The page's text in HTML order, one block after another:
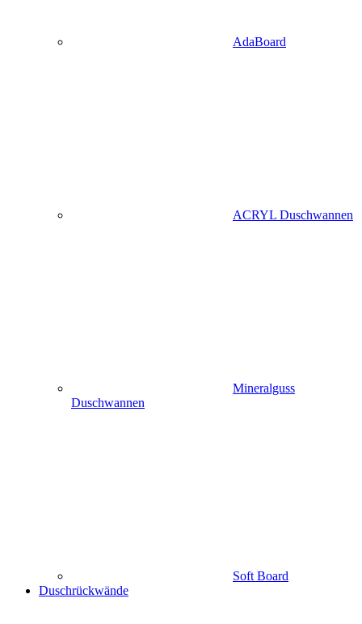
AdaBoard
ACRYL Duschwannen
Mineralguss
Duschwannen
Soft Board
Duschrückwände